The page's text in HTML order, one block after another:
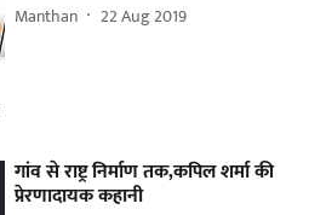
Manthan 22 Aug 2019
गांव से राष्ट्र निर्माण तक,कपिल शर्मा की
प्रेरणादायक कहानी